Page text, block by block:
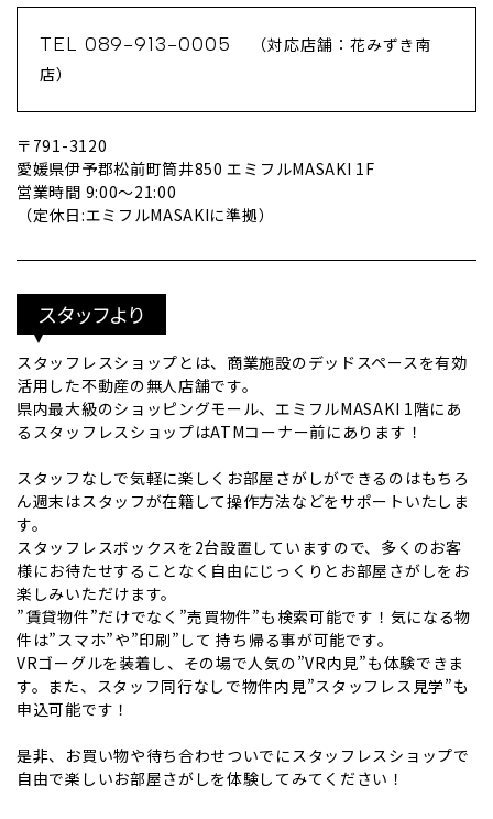
TEL 089-913-0005
（対応店舗：花みずき南
店）
〒791-3120
愛媛県伊予郡松前町筒井850 エミフルMASAKI 1F
営業時間 9:00～21:00
（定休日:エミフルMASAKIに準拠）
スタッフより
スタッフレスショップとは、商業施設のデッドスペースを有効
活用した不動産の無人店舗です。
県内最大級のショッピングモール、エミフルMASAKI 1階にあ
るスタッフレスショップはATMコーナー前にあります！
スタッフなしで気軽に楽しくお部屋さがしができるのはもちろ
ん週末はスタッフが在籍して操作方法などをサポートいたしま
す。
スタッフレスボックスを2台設置していますので、多くのお客
様にお待たせすることなく自由にじっくりとお部屋さがしをお
楽しみいただけます。
”賃貸物件”だけでなく”売買物件”も検索可能です！気になる物
件は”スマホ”や”印刷”して 持ち帰る事が可能です。
VRゴーグルを装着し、その場で人気の”VR内見”も体験できま
す。また、スタッフ同行なしで物件内見”スタッフレス見学”も
申込可能です！
是非、お買い物や待ち合わせついでにスタッフレスショップで
自由で楽しいお部屋さがしを体験してみてください！